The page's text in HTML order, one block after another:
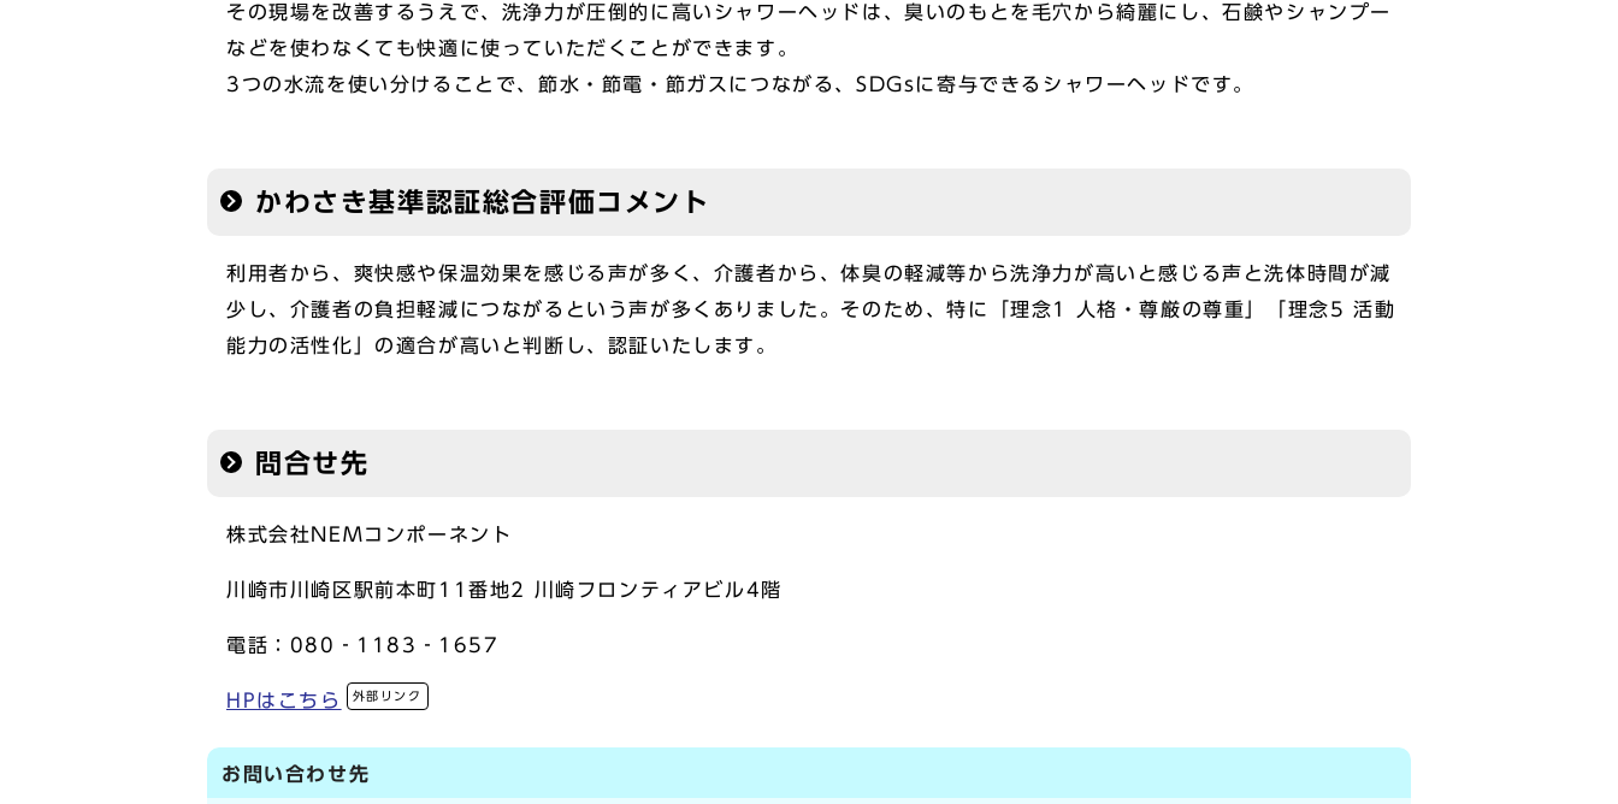
その現場を改善するうえで、洗浄力が圧倒的に高いシャワーヘッドは、臭いのもとを毛穴から綺麗にし、石鹸やシャンプー
などを使わなくても快適に使っていただくことができます。
3つの水流を使い分けることで、節水・節電・節ガスにつながる、SDGsに寄与できるシャワーヘッドです。
かわさき基準認証総合評価コメント
利用者から、爽快感や保温効果を感じる声が多く、介護者から、体臭の軽減等から洗浄力が高いと感じる声と洗体時間が減
少し、介護者の負担軽減につながるという声が多くありました。そのため、特に「理念1 人格・尊厳の尊重」「理念5 活動
能力の活性化」の適合が高いと判断し、認証いたします。
問合せ先
株式会社NEMコンポーネント
川崎市川崎区駅前本町11番地2 川崎フロンティアビル4階
電話：080‐1183‐1657
HPはこちら 外部リンク
お問い合わせ先